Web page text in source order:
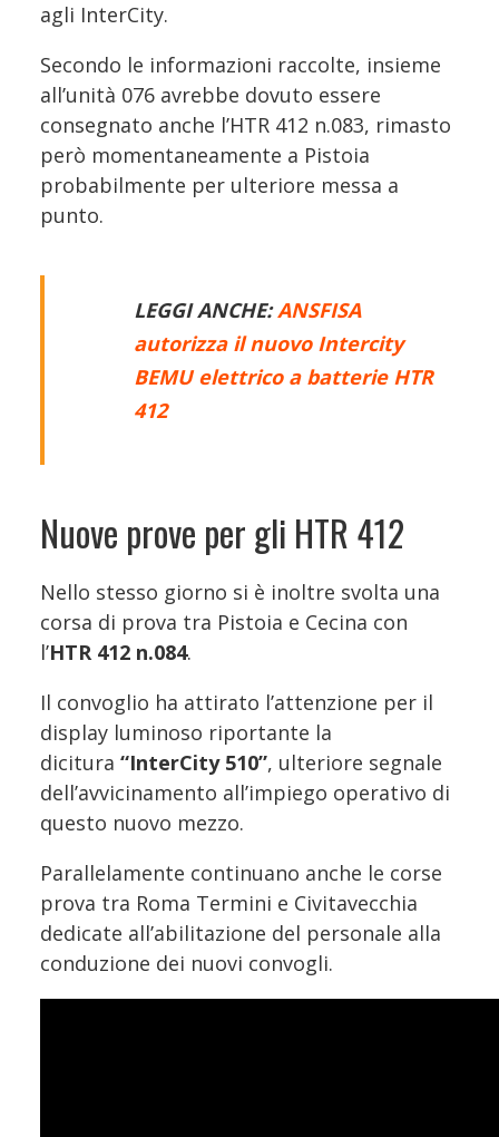
agli InterCity.
Secondo le informazioni raccolte, insieme
all’unità 076 avrebbe dovuto essere
consegnato anche l’HTR 412 n.083, rimasto
però momentaneamente a Pistoia
probabilmente per ulteriore messa a
punto.
LEGGI ANCHE:ANSFISA
autorizza il nuovo Intercity
BEMU elettrico a batterie HTR
412
Nuove prove per gli HTR 412
Nello stesso giorno si è inoltre svolta una
corsa di prova tra Pistoia e Cecina con
l’HTR 412 n.084.
Il convoglio ha attirato l’attenzione per il
display luminoso riportante la
dicitura “InterCity 510”, ulteriore segnale
dell’avvicinamento all’impiego operativo di
questo nuovo mezzo.
Parallelamente continuano anche le corse
prova tra Roma Termini e Civitavecchia
dedicate all’abilitazione del personale alla
conduzione dei nuovi convogli.